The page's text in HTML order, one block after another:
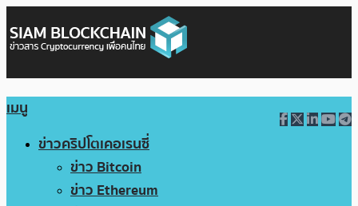
เมนู
ข่าวคริปโตเคอเรนซี่
ข่าว Bitcoin
ข่าว Ethereum